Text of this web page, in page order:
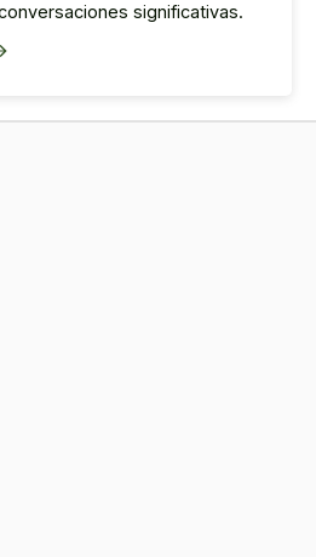
significativas.